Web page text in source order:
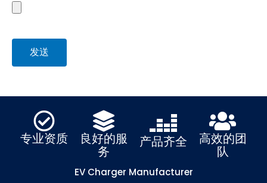
file
发送
专业资质
良好的服
务
产品齐全
高效的团
队
EV Charger Manufacturer